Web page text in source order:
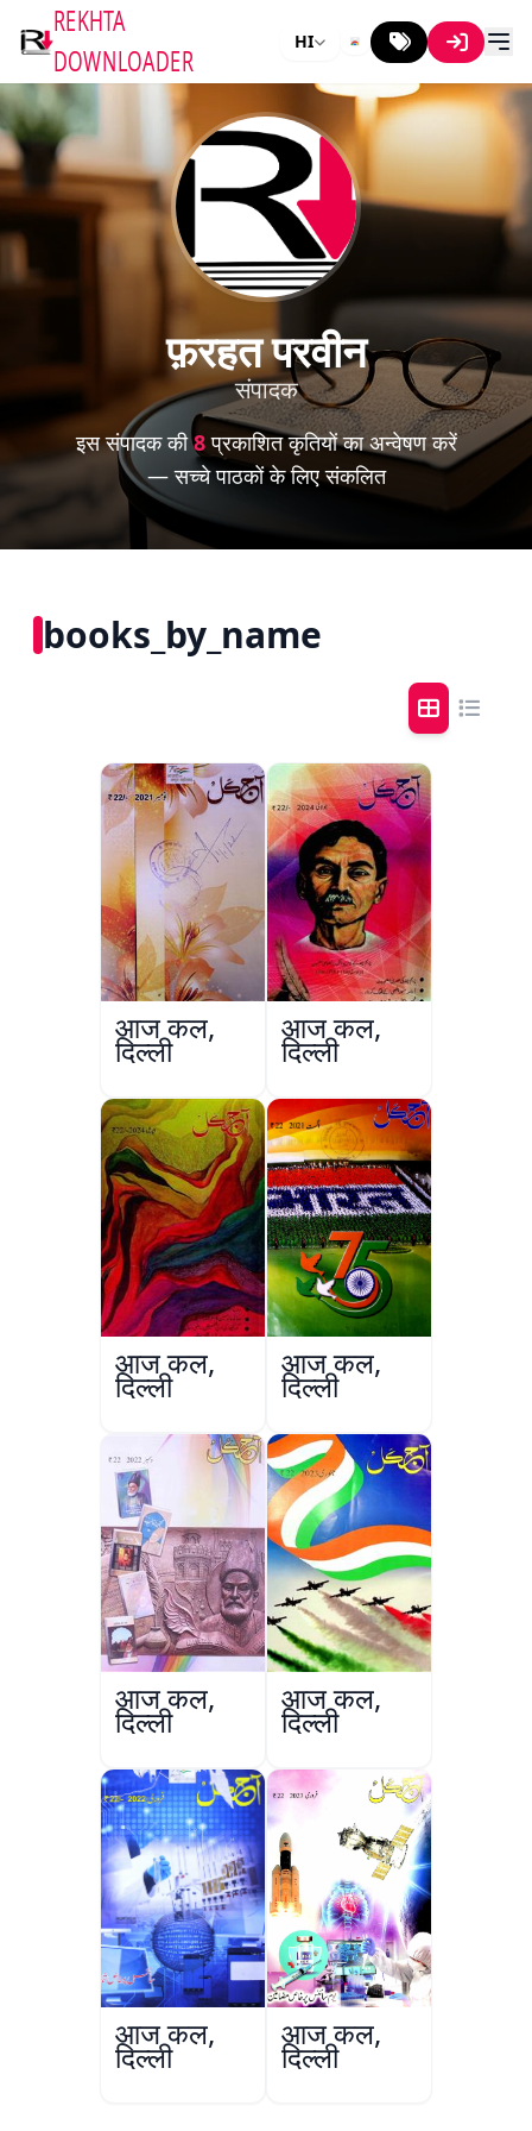
REKHTA
DOWNLOADER
HI
फ़रहत परवीन
संपादक
इस संपादक की8प्रकाशित कृतियों का अन्वेषण करें
— सच्चे पाठकों के लिए संकलित
books_by_name
आज कल,
दिल्ली
आज कल,
दिल्ली
आज कल,
दिल्ली
आज कल,
दिल्ली
आज कल,
दिल्ली
आज कल,
दिल्ली
आज कल,
दिल्ली
आज कल,
दिल्ली